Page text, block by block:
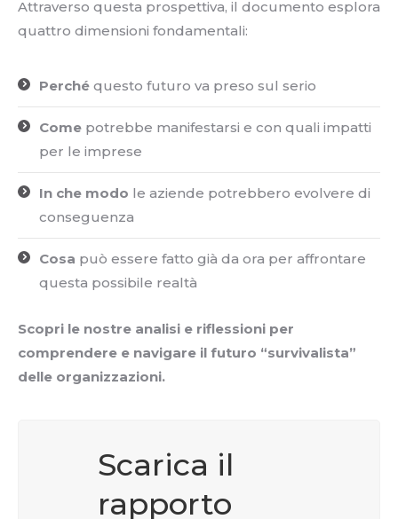
Attraverso questa prospettiva, il documento esplora
quattro dimensioni fondamentali:
Perché questo futuro va preso sul serio
Come potrebbe manifestarsi e con quali impatti
per le imprese
In che modo le aziende potrebbero evolvere di
conseguenza
Cosa può essere fatto già da ora per affrontare
questa possibile realtà
Scopri le nostre analisi e riflessioni per
comprendere e navigare il futuro “survivalista”
delle organizzazioni.
Scarica il
rapporto